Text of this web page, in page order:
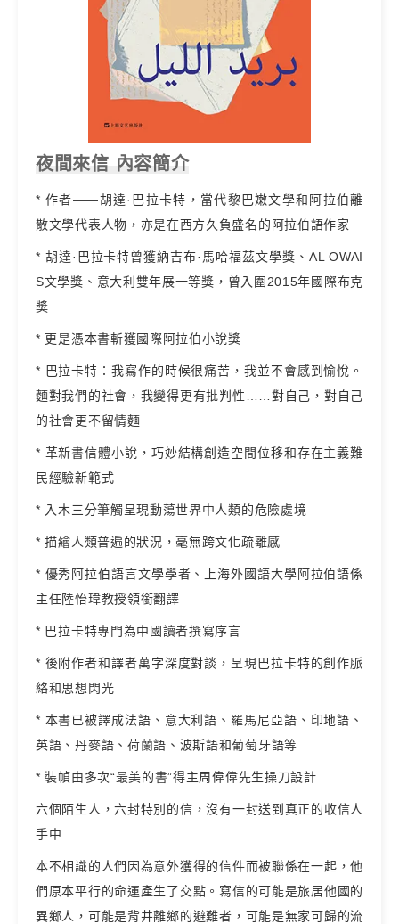
夜間來信 內容簡介
* 作者——胡達·巴拉卡特，當代黎巴嫩文學和阿拉伯離
散文學代表人物，亦是在西方久負盛名的阿拉伯語作家
* 胡達·巴拉卡特曾獲納吉布·馬哈福茲文學獎、AL OWAI
S文學獎、意大利雙年展一等獎，曾入圍2015年國際布克
獎
* 更是憑本書斬獲國際阿拉伯小說獎
* 巴拉卡特：我寫作的時候很痛苦，我並不會感到愉悅。
麵對我們的社會，我變得更有批判性……對自己，對自己
的社會更不留情麵
* 革新書信體小說，巧妙結構創造空間位移和存在主義難
民經驗新範式
* 入木三分筆觸呈現動蕩世界中人類的危險處境
* 描繪人類普遍的狀況，毫無跨文化疏離感
* 優秀阿拉伯語言文學學者、上海外國語大學阿拉伯語係
主任陸怡瑋教授領銜翻譯
* 巴拉卡特專門為中國讀者撰寫序言
* 後附作者和譯者萬字深度對談，呈現巴拉卡特的創作脈
絡和思想閃光
* 本書已被譯成法語、意大利語、羅馬尼亞語、印地語、
英語、丹麥語、荷蘭語、波斯語和葡萄牙語等
* 裝幀由多次“最美的書”得主周偉偉先生操刀設計
六個陌生人，六封特別的信，沒有一封送到真正的收信人
手中……
本不相識的人們因為意外獲得的信件而被聯係在一起，他
們原本平行的命運產生了交點。寫信的可能是旅居他國的
異鄉人，可能是背井離鄉的避難者，可能是無家可歸的流